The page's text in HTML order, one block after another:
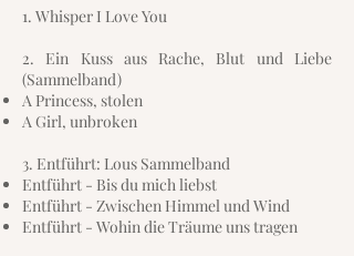
1. Whisper I Love You
2. Ein Kuss aus Rache, Blut und Liebe
(Sammelband)
A Princess, stolen
A Girl, unbroken
3. Entführt: Lous Sammelband
Entführt - Bis du mich liebst
Entführt - Zwischen Himmel und Wind
Entführt - Wohin die Träume uns tragen